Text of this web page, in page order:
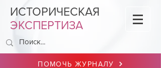
ИСТОРИЧЕСКАЯ
ЭКСПЕРТИЗА
ПОМОЧЬ ЖУРНАЛУ